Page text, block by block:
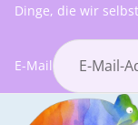
Dinge, die wir
E-Mail